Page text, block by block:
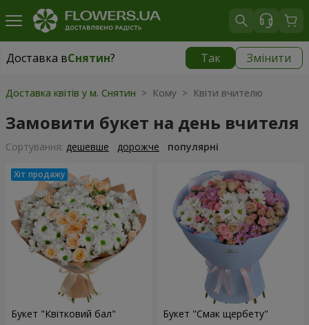
Доставка вСнятин? Так Змінити
Доставка вСнятин|
Доставка квітів у м. Снятин > Кому > Квіти вчителю
Замовити букет на день вчителя
Сортування: дешевше дорожче популярні
Букет "Квітковий бал" Букет "Смак щербету"